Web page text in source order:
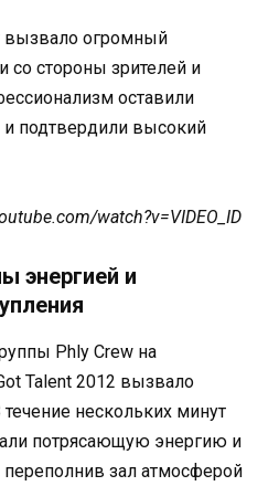
вызвало огромный
со стороны зрителей и
оставили
подтвердили высокий
watch?v=VIDEO_ID
энергией и
Phly Crew на
Talent 2012 вызвало
нескольких минут
потрясающую энергию и
зал атмосферой